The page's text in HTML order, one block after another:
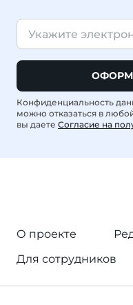
Конфиденциальность
можно отказаться в
вы даете Согласие на
О проекте
Для сотрудников